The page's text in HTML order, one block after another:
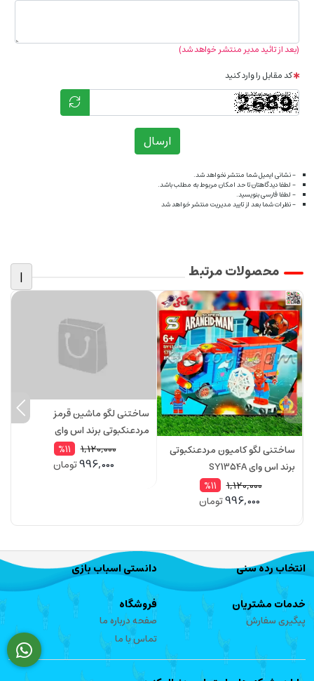
(بعد از تائید مدیر منتشر خواهد شد)
کد مقابل را وارد کنید
ارسال
- نشانی ایمیل شما منتشر نخواهد شد.
- لطفا دیدگاهتان تا حد امکان مربوط به مطلب باشد.
- لطفا فارسی بنویسید.
- نظرات شما بعد از تایید مدیریت منتشر خواهد شد
محصولات مرتبط |
ساختنی لگو کامیون مردعنکبوتی
برند اس وای SY1354A
1,120,000
%11
996,000تومان
ساختنی لگو ماشین قرمز
مردعنکبوتی برند اس وای
SY1354B
1,120,000
%11
996,000تومان
انتخاب رده سنی دانستی اسباب بازی
خدمات مشتریان
پیگیری سفارش
فروشگاه
صفحه درباره ما
تماس با ما